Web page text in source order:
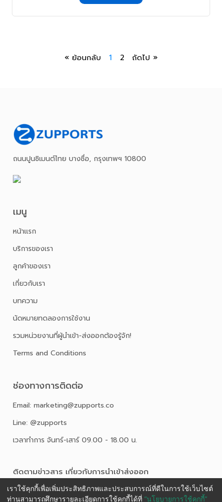
« ย้อนกลับ 1 2 ถัดไป »
ถนนปูนซิเมนต์ไทย บางซื่อ, กรุงเทพฯ 10800
เมนู
หน้าเเรก
บริการของเรา
ลูกค้าของเรา
เกี่ยวกับเรา
บทความ
นัดหมายทดลองการใช้งาน
รวมหน่วยงานที่ผู้นำเข้า-ส่งออกต้องรู้จัก!
Terms and Conditions
ช่องทางการติดต่อ
Email: marketing@zupports.co
Line: @zupports
เวลาทำการ จันทร์-เสาร์ 09.00 - 18.00 น.
ติดตามข่าวสาร เกี่ยวกับการนําเข้าส่งออก
เราใช้คุกกี้เพื่อเพิ่มประสิทธิภาพและประสบการณ์ที่ดีในการใช้เว็บไซต์
ท่านสามารถศึกษารายละเอียดการใช้คุกกี้ได้ที่ “นโยบายการใช้คุกกี้”